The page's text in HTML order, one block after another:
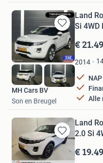
Bewaren
in
Mijn
Favorieten
Land
Si 4WD
€
2014
Alle
MH Cars BV
Son en Breugel
Bewaren
in
Mijn
Land
2.0 Si
€